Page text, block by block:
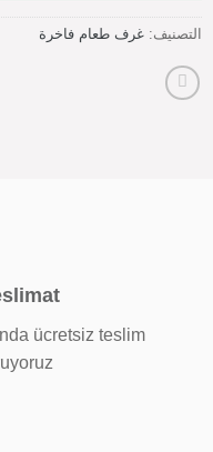
التصنيف: غرف طعام فاخرة
ücretsiz teslim